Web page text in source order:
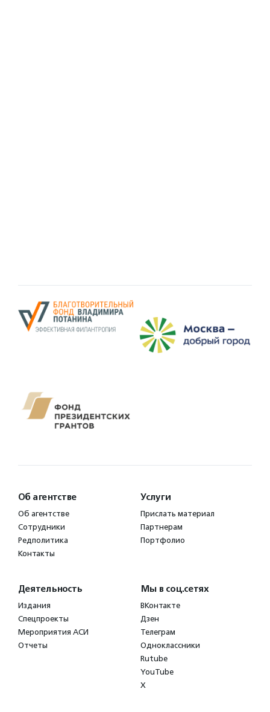
Об агентстве
Об агентстве
Сотрудники
Редполитика
Контакты
Услуги
Прислать материал
Партнерам
Портфолио
Деятельность
Издания
Спецпроекты
Мероприятия АСИ
Отчеты
Мы в соц.сетях
ВКонтакте
Дзен
Телеграм
Одноклассники
Rutube
YouTube
X